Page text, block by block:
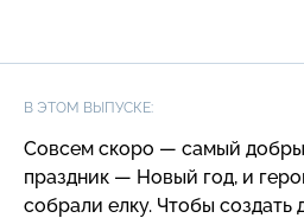
В ЭТОМ ВЫПУСКЕ:
Совсем скоро — самый
праздник — Новый год, и
собрали елку. Чтобы создать